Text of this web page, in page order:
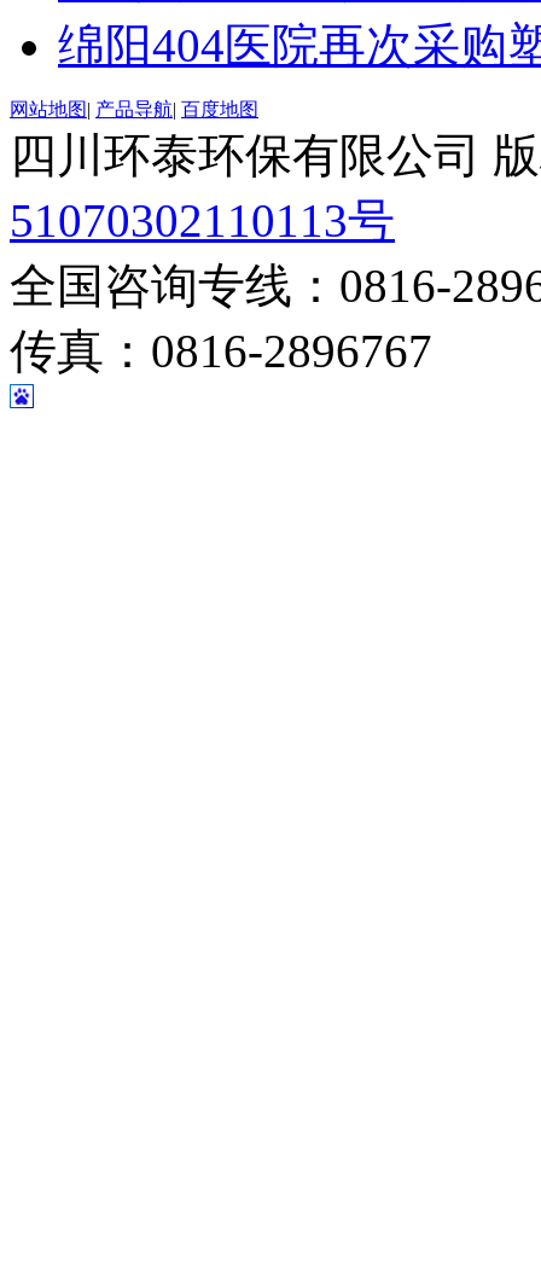
绵阳404医院再次采购
网站地图 产品导航 百度地图
四川环泰环保有限公司
51070302110113号
全国咨询专线：0816-
传真：0816-2896767